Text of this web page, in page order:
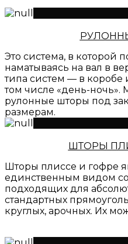
Это система, в которой
наматываясь на вал в
типа систем — в
том числе «день-ночь».
рулонные шторы под
размерам.
ШТОРЫ
Шторы плиссе и гофре
единственным видом
подходящих для
стандартных
круглых, арочных. Их